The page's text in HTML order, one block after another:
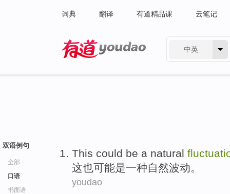
词典 翻译 有道精品课 云笔记
中英
双语例句
全部
口语
书面语
This could be a natural
这也可能是一种自然波动。
youdao